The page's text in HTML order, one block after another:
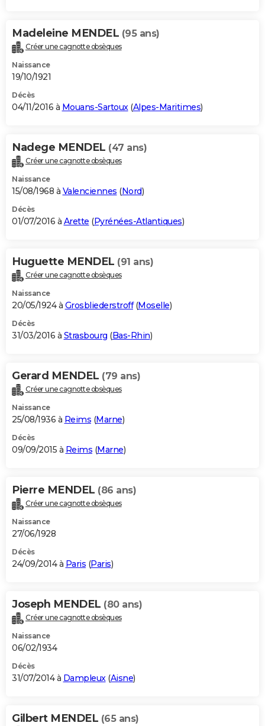
Madeleine MENDEL (95 ans)
Créer une cagnotte obsèques
Naissance
19/10/1921
Décès
04/11/2016 à Mouans-Sartoux(Alpes-Maritimes)
Nadege MENDEL (47 ans)
Créer une cagnotte obsèques
Naissance
15/08/1968 à Valenciennes (Nord)
Décès
01/07/2016 à Arette (Pyrénées-Atlantiques)
Huguette MENDEL (91 ans)
Créer une cagnotte obsèques
Naissance
20/05/1924 à Grosbliederstroff(Moselle)
Décès
31/03/2016 à Strasbourg (Bas-Rhin)
Gerard MENDEL (79 ans)
Créer une cagnotte obsèques
Naissance
25/08/1936 à Reims (Marne)
Décès
09/09/2015 à Reims (Marne)
Pierre MENDEL (86 ans)
Créer une cagnotte obsèques
Naissance
27/06/1928
Décès
24/09/2014 à Paris (Paris)
Joseph MENDEL (80 ans)
Créer une cagnotte obsèques
Naissance
06/02/1934
Décès
31/07/2014 à Dampleux (Aisne)
Gilbert MENDEL (65 ans)